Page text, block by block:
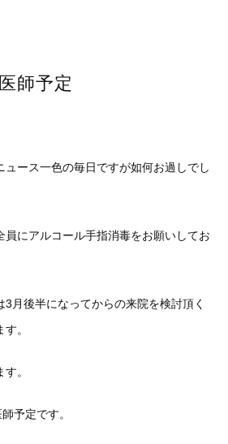
師予定
ュース一色の毎日ですが如何お過しでし
員にアルコール手指消毒をお願いしてお
3月後半になってからの来院を検討頂く
。
。
予定です。